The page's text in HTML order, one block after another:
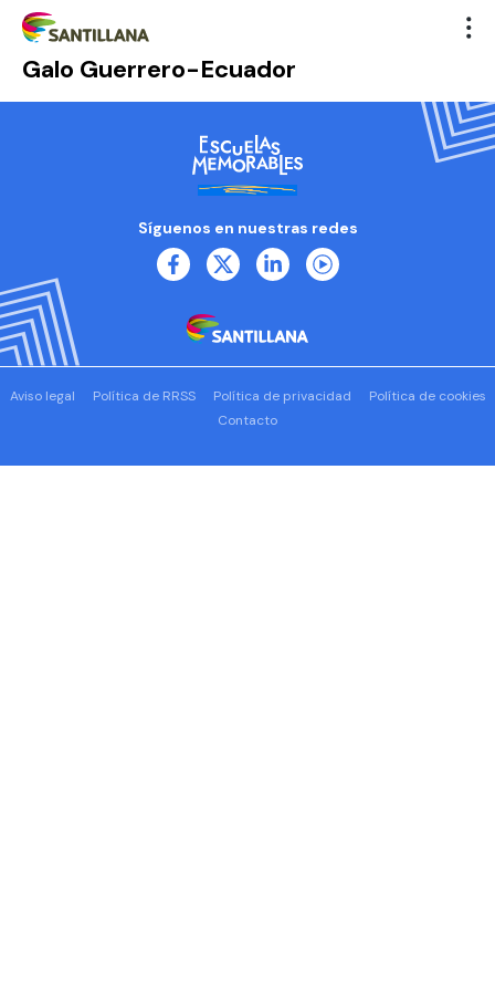
Galo Guerrero-Ecuador
Síguenos en nuestras redes
Aviso legal Política de RRSS Política de privacidad
Política de cookies
Contacto